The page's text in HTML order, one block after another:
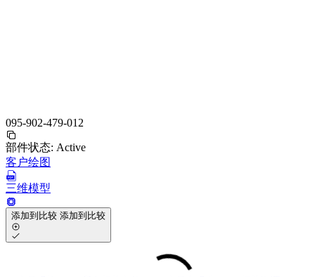
095-902-479-012
部件状态: Active
客户绘图
三维模型
添加到比较 添加到比较